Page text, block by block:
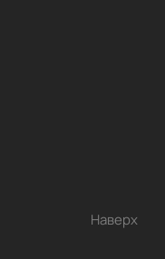
Наверх